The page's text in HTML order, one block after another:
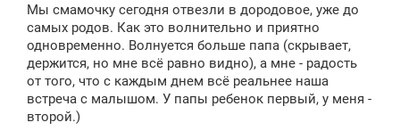
б
щ
н
и
Мы смамочку сегодня отвезли в дородовое, уже до
самых родов. Как это волнительно и приятно
одновременно. Волнуется больше папа (скрывает,
держится, но мне всё равно видно), а мне - радость
от того, что с каждым днем всё реальнее наша
встреча с малышом. У папы ребенок первый, у меня -
второй.)